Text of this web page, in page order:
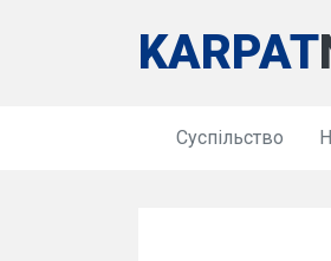
KARPAT
Суспільство